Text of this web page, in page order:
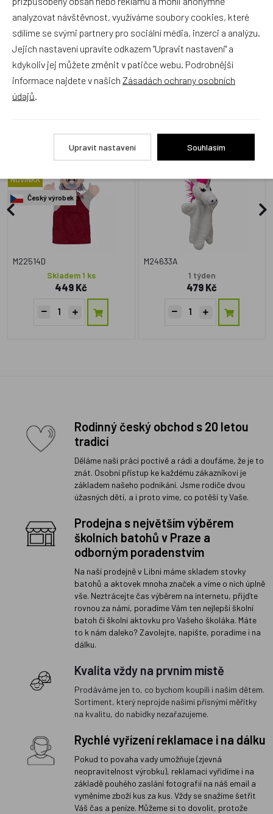
Přidat hodnocení
Alternativní zboží
Maňásek bez nohou
Djepeto 27 cm, maňásek
NOVINKA
Český výrobek
M22514D
Skladem 1 ks
449 Kč
Jednorožec 30 cm bílý,
maňásek
M24633A
1 týden
479 Kč
Rodinný český obchod s 20 letou
tradicí
Děláme naši práci poctivě a rádi a doufáme, že je to
znát. Osobní přístup ke každému zákazníkovi je
základem našeho podnikání. Jsme rodiče dvou
úžasných dětí, a i proto víme, co potěší ty Vaše.
Prodejna s největším výběrem
školních batohů v Praze a
odborným poradenstvím
Na naší prodejně v Libni máme skladem stovky
batohů a aktovek mnoha značek a víme o nich úplně
vše. Neztrácejte čas výběrem na internetu, přijďte
rovnou za námi, poradíme Vám ten nejlepší školní
batoh či školní aktovku pro Vašeho školáka. Máte
to k nám daleko? Zavolejte, napište, poradíme i na
dálku.
Kvalita vždy na prvním místě
Prodáváme jen to, co bychom koupili i našim dětem.
Sortiment, který neprojde našimi přísnými měřítky
na kvalitu, do nabídky nezařazujeme.
Rychlé vyřízení reklamace i na dálku
Pokud to povaha vady umožňuje (zjevná
neopravitelnost výrobku), reklamaci vyřídíme i na
základě pouhého zaslání fotografií na náš email a
vyměníme zboží kus za kus. Vždy se snažíme šetřit
Váš čas a peníze. Můžeme si to dovolit, protože
analyzovat návštěvnost, využíváme soubory cookies, které
sdílíme se svými partnery pro sociální média, inzerci a analýzu.
Jejich nastavení upravíte odkazem "Upravit nastavení" a
kdykoliv jej můžete změnit v patičce webu. Podrobnější
informace najdete v našich Zásadách ochrany osobních
údajů
Upravit nastavení Souhlasím